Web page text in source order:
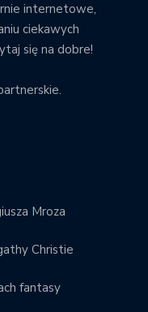
internetowe,
ciekawych
się na dobre!
Mroza
Christie
fantasy